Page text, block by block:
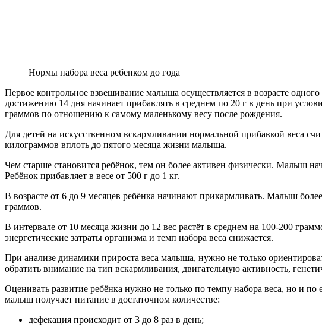
Нормы набора веса ребенком до года
Первое контрольное взвешивание малыша осуществляется в возрасте
достижению 14 дня начинает прибавлять в среднем по 20 г в день при
граммов по отношению к самому маленькому весу после рождения.
Для детей на искусственном вскармливании нормальной прибавкой веса
килограммов вплоть до пятого месяца жизни малыша.
Чем старше становится ребёнок, тем он более активен физически. Малыш
Ребёнок прибавляет в весе от 500 г до 1 кг.
В возрасте от 6 до 9 месяцев ребёнка начинают прикармливать. Малыш
граммов.
В интервале от 10 месяца жизни до 12 вес растёт в среднем на 100-200
энергетические затраты организма и темп набора веса снижается.
При анализе динамики прироста веса малыша, нужно не только
обратить внимание на тип вскармливания, двигательную активность,
Оценивать развитие ребёнка нужно не только по темпу набора веса, но и
малыш получает питание в достаточном количестве:
дефекация происходит от 3 до 8 раз в день;